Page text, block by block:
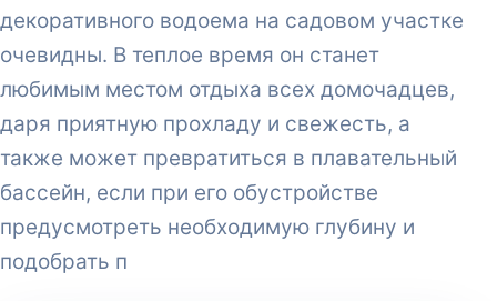
декоративного водоема на садовом участке
очевидны. В теплое время он станет
любимым местом отдыха всех домочадцев,
даря приятную прохладу и свежесть, а
также может превратиться в плавательный
бассейн, если при его обустройстве
предусмотреть необходимую глубину и
подобрать п